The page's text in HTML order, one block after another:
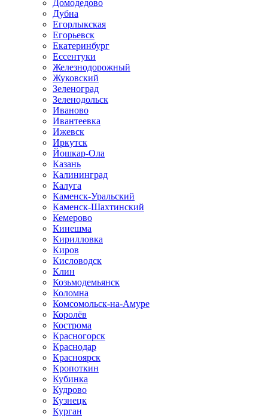
Домодедово
Дубна
Егорлыкская
Егорьевск
Екатеринбург
Ессентуки
Железнодорожный
Жуковский
Зеленоград
Зеленодольск
Иваново
Ивантеевка
Ижевск
Иркутск
Йошкар-Ола
Казань
Калининград
Калуга
Каменск-Уральский
Каменск-Шахтинский
Кемерово
Кинешма
Кирилловка
Киров
Кисловодск
Клин
Козьмодемьянск
Коломна
Комсомольск-на-Амуре
Королёв
Кострома
Красногорск
Краснодар
Красноярск
Кропоткин
Кубинка
Кудрово
Кузнецк
Курган